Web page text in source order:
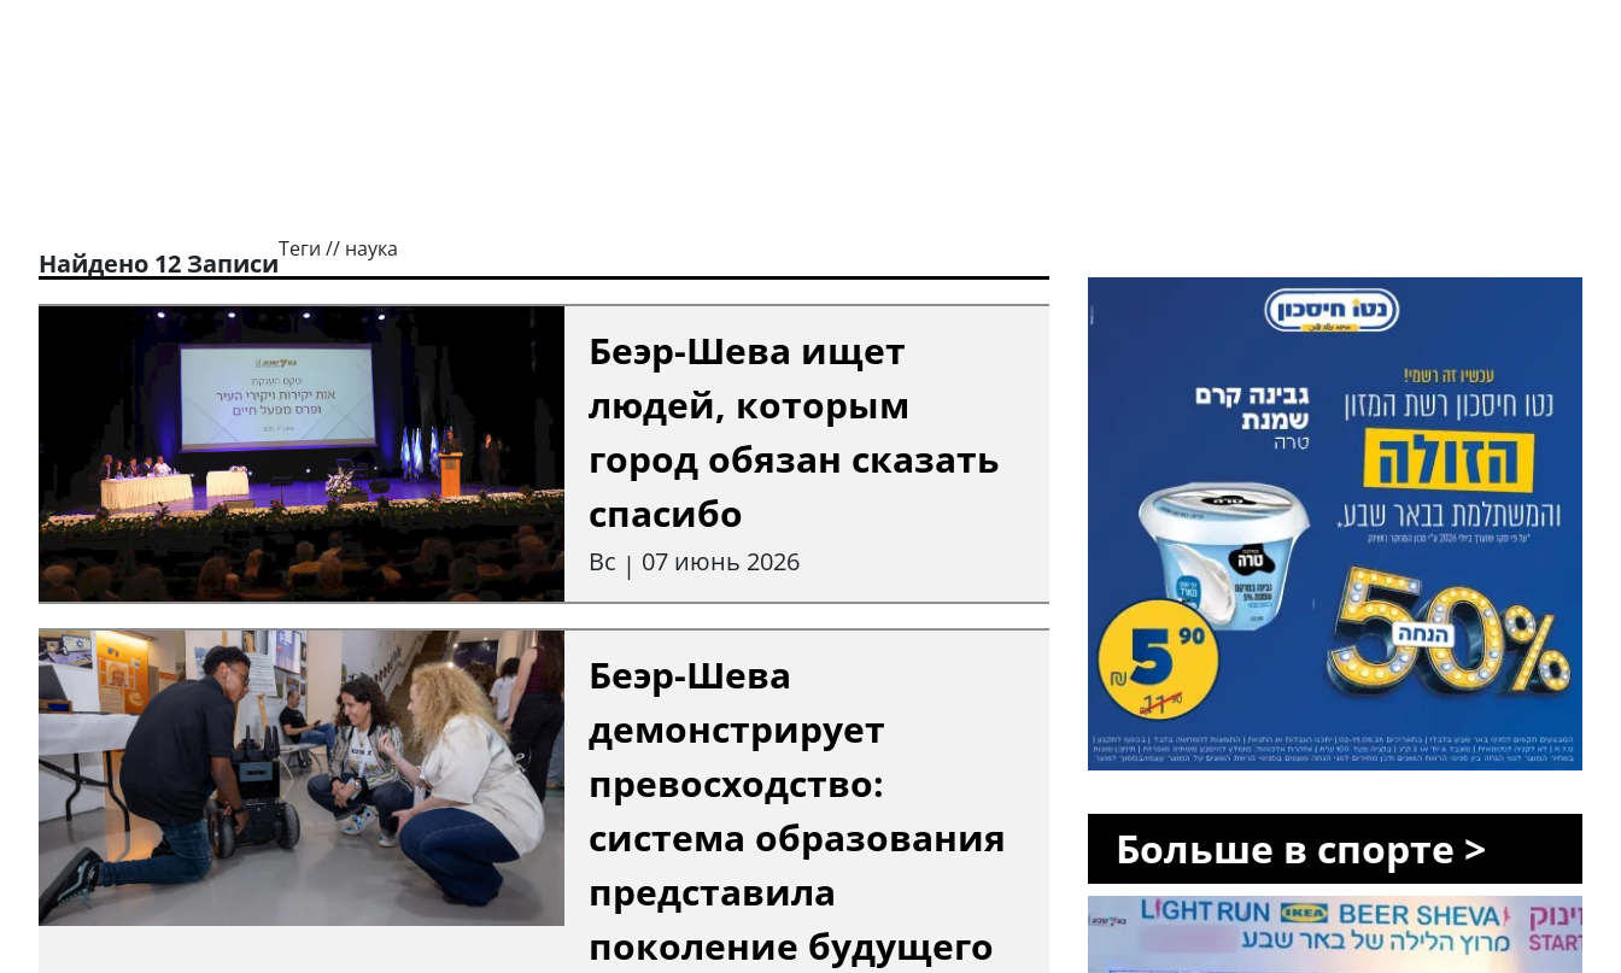
Теги // наука
Найдено 12 Записи
Беэр-Шева ищет
людей, которым
город обязан сказать
спасибо
Вс | 07 июнь 2026
Беэр-Шева
демонстрирует
превосходство:
система образования
представила
поколение будущего
Больше в спорте >